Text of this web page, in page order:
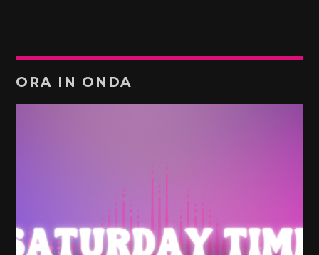
ORA IN ONDA